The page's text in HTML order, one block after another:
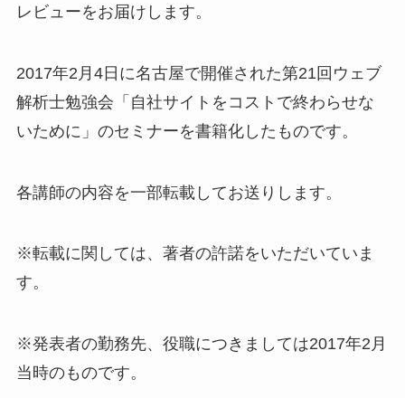
レビューをお届けします。
2017年2月4日に名古屋で開催された第21回ウェブ
解析士勉強会「自社サイトをコストで終わらせな
いために」のセミナーを書籍化したものです。
各講師の内容を一部転載してお送りします。
※転載に関しては、著者の許諾をいただいていま
す。
※発表者の勤務先、役職につきましては2017年2月
当時のものです。